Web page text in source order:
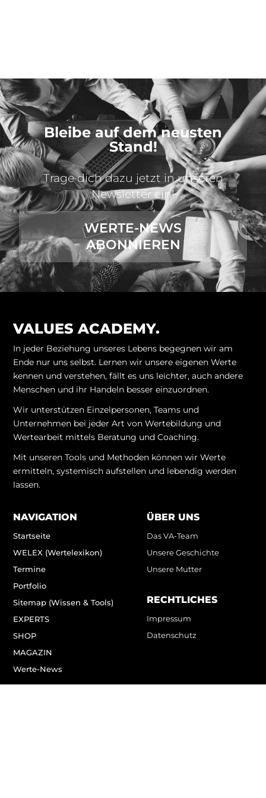
Bleibe auf dem neusten
Stand!
Trage dich dazu jetzt in unseren
Newsletter ein!
WERTE-NEWS
ABONNIEREN
VALUES ACADEMY.
In jeder Beziehung unseres Lebens begegnen wir am
Ende nur uns selbst. Lernen wir unsere eigenen Werte
kennen und verstehen, fällt es uns leichter, auch andere
Menschen und ihr Handeln besser einzuordnen.
Wir unterstützen Einzelpersonen, Teams und
Unternehmen bei jeder Art von Wertebildung und
Wertearbeit mittels Beratung und Coaching.
Mit unseren Tools und Methoden können wir Werte
ermitteln, systemisch aufstellen und lebendig werden
lassen.
NAVIGATION
Startseite
WELEX (Wertelexikon)
Termine
Portfolio
Sitemap (Wissen & Tools)
EXPERTS
SHOP
MAGAZIN
Werte-News
ÜBER UNS
Das VA-Team
Unsere Geschichte
Unsere Mutter
RECHTLICHES
Impressum
Datenschutz